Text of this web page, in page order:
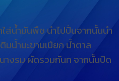
ใส่น้ำมันพืช นำไปปั่นจากนั้นนำ
มน้ำมะขามเปียก น้ำตาล
างรม ผัดรวมกันท จากนั้นปิด